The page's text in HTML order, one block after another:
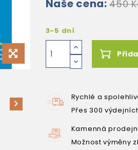
Naše cena: 450
3-5 dní
Rychlé a
Přes 300
Kamenná
Možnost výměny